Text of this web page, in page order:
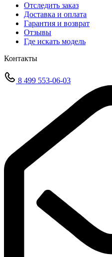
Отследить заказ
Доставка и оплата
Гарантия и возврат
Отзывы
Где искать модель
Контакты
8 499 553-06-03